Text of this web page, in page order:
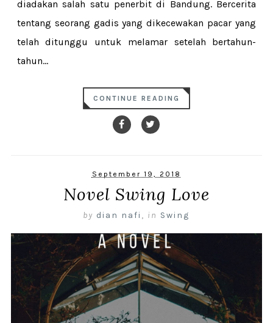
diadakan salah satu penerbit di Bandung. Bercerita
tentang seorang gadis yang dikecewakan pacar yang
telah ditunggu untuk melamar setelah bertahun-
tahun...
CONTINUE READING
September 19, 2018
Novel Swing Love
by dian nafi , in Swing